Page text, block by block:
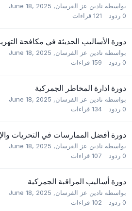
بواسطه نادين عز الفرسان,
June 18, 2025
0 ردود 121 قراءات
دورة الأساليب الحديثة في مكافحة
بواسطه نادين عز الفرسان,
June 18, 2025
0 ردود 159 قراءات
دورة ادارة المخاطر الجمركية
بواسطه نادين عز الفرسان,
June 18, 2025
0 ردود 134 قراءات
دورة أفضل الممارسات في التحريات
بواسطه نادين عز الفرسان,
June 18, 2025
0 ردود 107 قراءات
دورة أساليب المراقبة الجمركية
بواسطه نادين عز الفرسان,
June 18, 2025
0 ردود 102 قراءات